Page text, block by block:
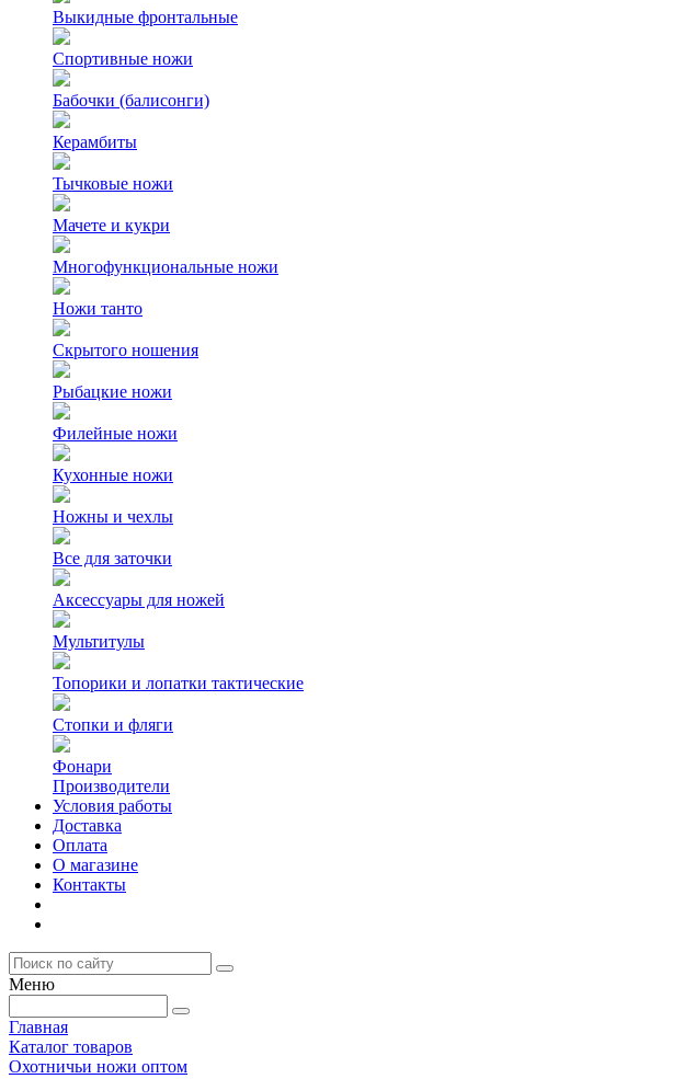
Выкидные фронтальные
Спортивные ножи
Бабочки (балисонги)
Керамбиты
Тычковые ножи
Мачете и кукри
Многофункциональные ножи
Ножи танто
Скрытого ношения
Рыбацкие ножи
Филейные ножи
Кухонные ножи
Ножны и чехлы
Все для заточки
Аксессуары для ножей
Мультитулы
Топорики и лопатки тактические
Стопки и фляги
Фонари
Производители
Условия работы
Доставка
Оплата
О магазине
Контакты
Меню
Главная
Каталог товаров
Охотничьи ножи оптом